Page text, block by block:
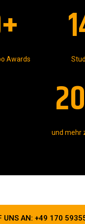
+
Awards
und mehr
UNS AN: +49 170